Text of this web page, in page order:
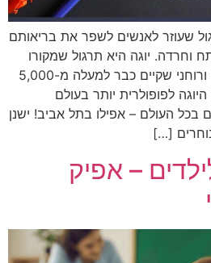
שעוזר לאנשים לשפר את בריאותם
וחרדה. יוגה היא תרגול שמקורו
בהודו. זהו תרגיל פיזי, נפשי ורוחני שקיים כבר למעלה מ-5,000
לפופולרית יותר בעולם
בכל העולם – אפילו בתל אביב! ישנן
[…]
– אפיק